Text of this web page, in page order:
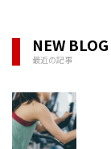
NEW BLOG
最近の記事